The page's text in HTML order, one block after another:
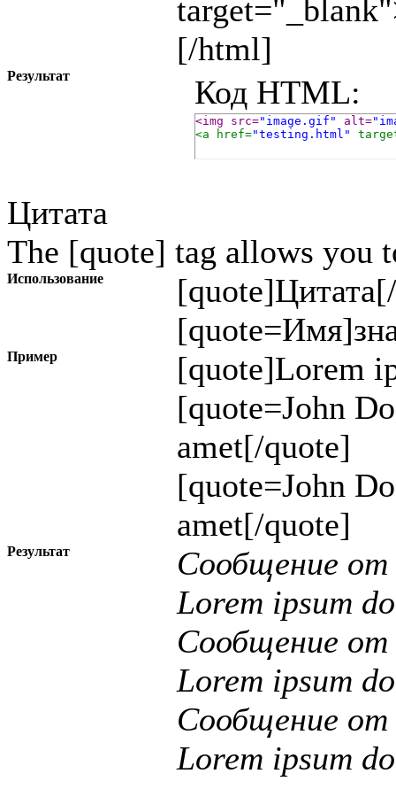
[/html]
Результат Код HTML:
<img src="image.gif" alt=
<a href="testing.html"
Цитата
The [quote] tag allows you
Использование [quote]Цитата
[quote=Имя]
Пример
[quote]Lorem
[quote=John
amet[/quote]
[quote=John
amet[/quote]
Результат
Сообщение от
Lorem ipsum
Сообщение от
Lorem ipsum
Сообщение от
Lorem ipsum